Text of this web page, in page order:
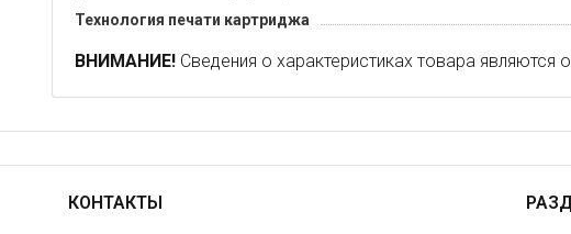
Технология печати картриджа
ВНИМАНИЕ! Сведения о характеристиках товара
КОНТАКТЫ